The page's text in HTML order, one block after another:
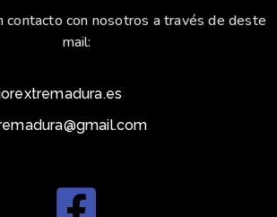
contacto con nosotros a través de deste
mail: